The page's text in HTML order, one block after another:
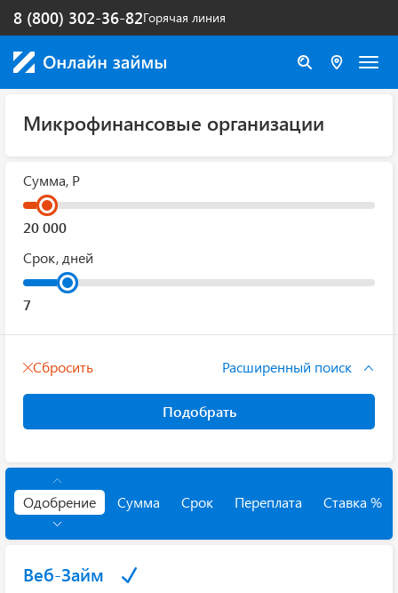
Горячая линия
8 (800) 302-36-82
Микрофинансовые организации
Сумма, Р
Срок, дней
Сбросить Расширенный поиск
Подобрать
Одобрение Сумма Срок Переплата Ставка %
Веб-Займ